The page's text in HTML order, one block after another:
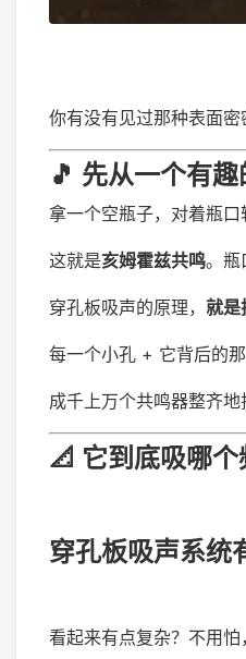
你有没有见过那种表面
🎵 先从一个有
拿一个空瓶子，对着瓶
这就是亥姆霍兹共鸣。瓶
穿孔板吸声的原理， 就是
每一个小孔 + 它背后的
成千上万个共鸣器整齐
📐 它到底吸哪
穿孔板吸声系统
看起来有点复杂？不用怕